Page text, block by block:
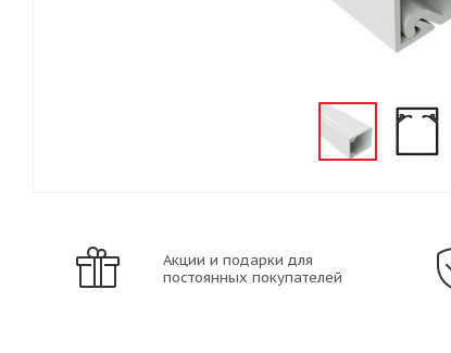
Акции и подарки для
постоянных покупателей